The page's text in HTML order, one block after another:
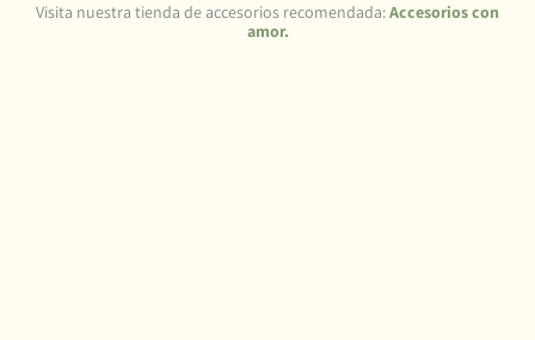
Visita nuestra tienda de accesorios recomendada:Accesorios con
amor.